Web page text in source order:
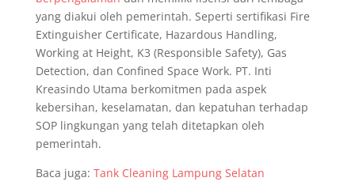
yang diakui oleh pemerintah. Seperti sertifikasi Fire
Extinguisher Certificate, Hazardous Handling,
Working at Height, K3 (Responsible Safety), Gas
Detection, dan Confined Space Work. PT. Inti
Kreasindo Utama berkomitmen pada aspek
kebersihan, keselamatan, dan kepatuhan terhadap
SOP lingkungan yang telah ditetapkan oleh
pemerintah.
Baca juga: Tank Cleaning Lampung Selatan